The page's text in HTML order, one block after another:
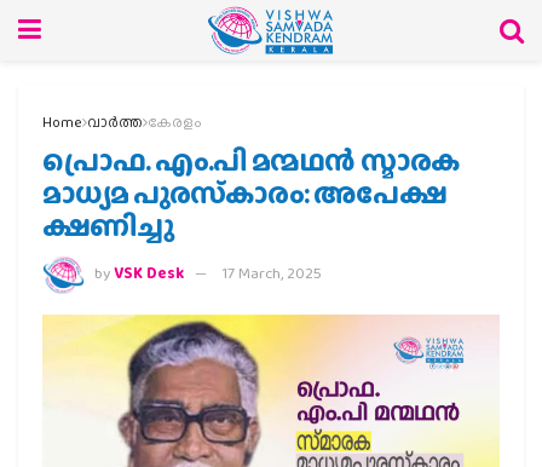
Home വാര്‍ത്ത കേരളം
പ്രൊഫ. എം.പി മന്മഥൻ സ്മാരക
മാധ്യമ പുരസ്‌കാരം: അപേക്ഷ
ക്ഷണിച്ചു
byVSK Desk 17 March, 2025